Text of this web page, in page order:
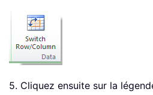
5. Cliquez ensuite sur la